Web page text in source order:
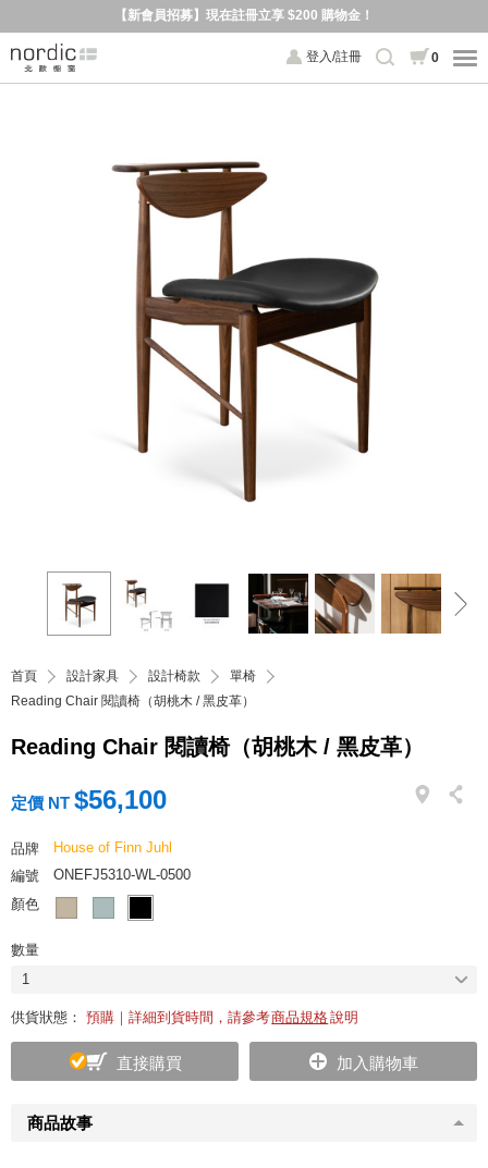
【新會員招募】現在註冊立享 $200 購物金！
登入/註冊 0
首頁 設計家具 設計椅款
單椅
Reading Chair 閱讀椅（胡桃木 / 黑皮革）
Reading Chair 閱讀椅（胡桃木 / 黑皮革）
商品故事
定價 NT $56,100
品牌
House of Finn Juhl
編號
ONEFJ5310-WL-0500
顏色
數量
1
供貨狀態： 預購｜詳細到貨時間，請參考商品規格說明
直接購買 加入購物車